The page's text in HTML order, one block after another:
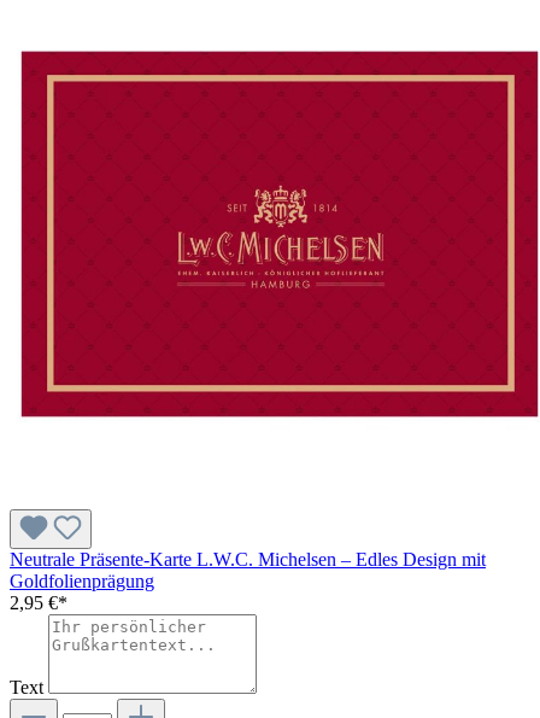
Neutrale Präsente-Karte L.W.C. Michelsen – Edles Design mit
Goldfolienprägung
2,95 €*
Text